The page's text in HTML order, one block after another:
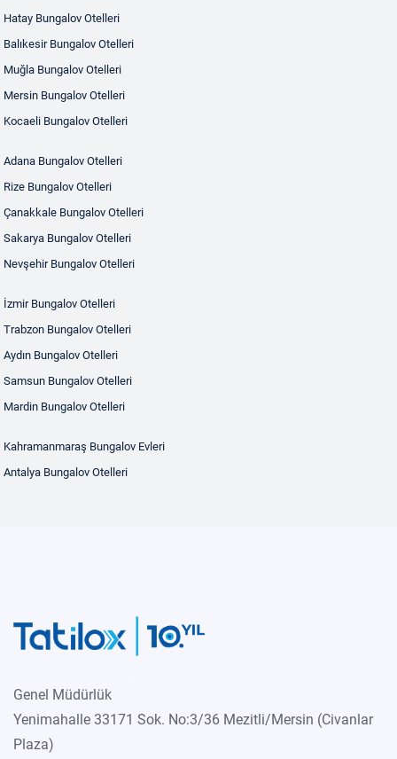
Hatay Bungalov Otelleri
Balıkesir Bungalov Otelleri
Muğla Bungalov Otelleri
Mersin Bungalov Otelleri
Kocaeli Bungalov Otelleri
Adana Bungalov Otelleri
Rize Bungalov Otelleri
Çanakkale Bungalov Otelleri
Sakarya Bungalov Otelleri
Nevşehir Bungalov Otelleri
İzmir Bungalov Otelleri
Trabzon Bungalov Otelleri
Aydın Bungalov Otelleri
Samsun Bungalov Otelleri
Mardin Bungalov Otelleri
Kahramanmaraş Bungalov Evleri
Antalya Bungalov Otelleri
Genel Müdürlük
Yenimahalle 33171 Sok. No:3/36 Mezitli/Mersin (Civanlar
Plaza)